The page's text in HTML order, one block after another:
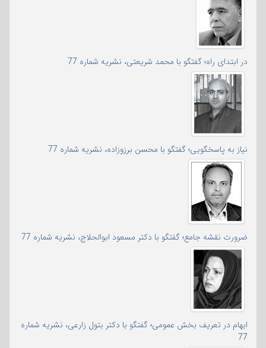
در ابتدای راه؛ گفتگو با محمد شریعتی، نشریه شماره 77
نیاز به پاسخگویی؛ گفتگو با محسن برزوزاده، نشریه شماره 77
ضرورت نقشه جامع؛ گفتگو با دکتر مسعود ابوالحلاج، نشریه شماره 77
ابهام در تعریف بخش عمومی؛ گفتگو با دکتر بتول زارعی، نشریه شماره
77